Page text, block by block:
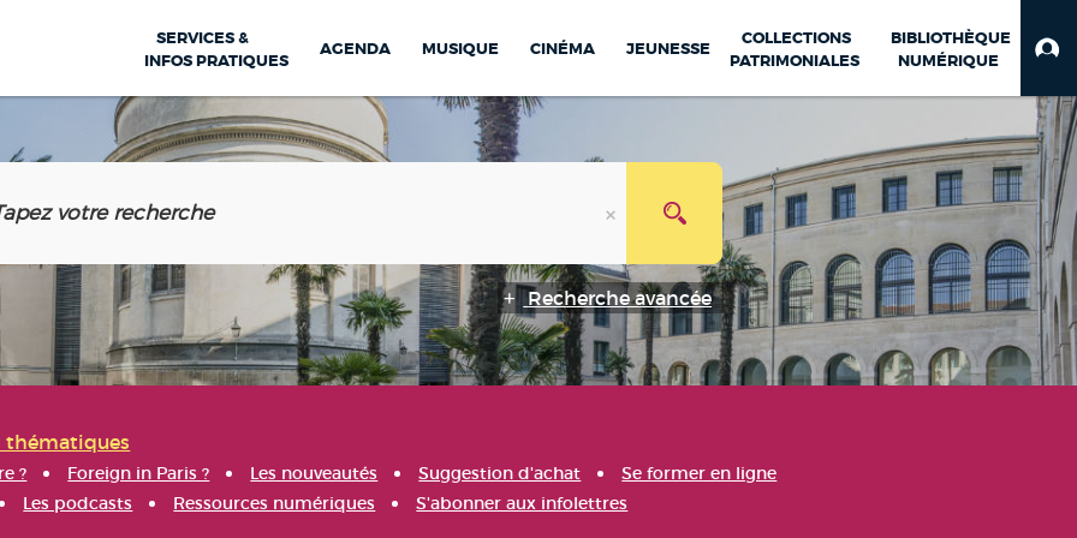
SERVICES &
INFOS PRATIQUES
AGENDA MUSIQUE CINÉMA JEUNESSE
COLLECTIONS
PATRIMONIALES
BIBLIOTHÈQUE
NUMÉRIQUE
Recherche avancée
thématiques
? Foreign in Paris ? Les nouveautés Suggestion d'achat
Se former en ligne
Les podcasts Ressources numériques S'abonner aux infolettres